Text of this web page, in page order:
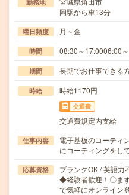
勤務地
岡駅から車13分
曜日頻度 月～金
時間 08:30～17:0006:00
期間 長期でお仕事できる
時給 時給1170円
交通費
交通費規定内支給
仕事内容
電子基板のコーティ
にコーティングをし
応募資格
ブランクOK / 英語力
◆経験者歓迎！〇ま
で気軽にオンライン